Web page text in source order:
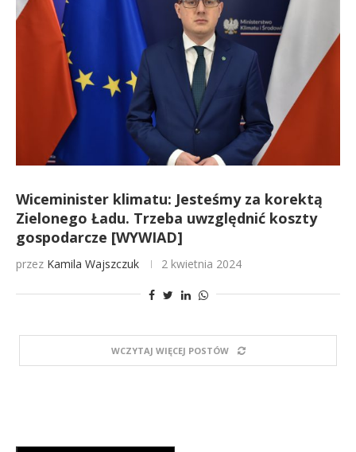
Wiceminister klimatu: Jesteśmy za korektą
Zielonego Ładu. Trzeba uwzględnić koszty
gospodarcze [WYWIAD]
przez Kamila Wajszczuk 2 kwietnia 2024
WCZYTAJ WIĘCEJ POSTÓW